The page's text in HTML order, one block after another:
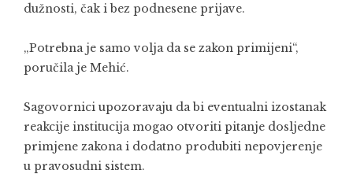
dužnosti, čak i bez podnesene prijave.
„Potrebna je samo volja da se zakon primijeni“,
poručila je Mehić.
Sagovornici upozoravaju da bi eventualni izostanak
reakcije institucija mogao otvoriti pitanje dosljedne
primjene zakona i dodatno produbiti nepovjerenje
u pravosudni sistem.